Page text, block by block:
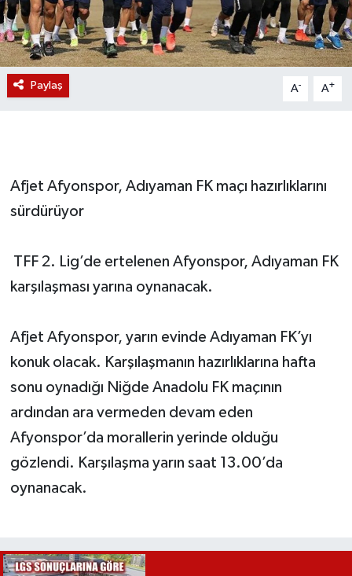
Paylaş A- A+
Afjet Afyonspor, Adıyaman FK maçı hazırlıklarını
sürdürüyor
TFF 2. Lig’de ertelenen Afyonspor, Adıyaman FK
karşılaşması yarına oynanacak.
Afjet Afyonspor, yarın evinde Adıyaman FK’yı
konuk olacak. Karşılaşmanın hazırlıklarına hafta
sonu oynadığı Niğde Anadolu FK maçının
ardından ara vermeden devam eden
Afyonspor’da morallerin yerinde olduğu
gözlendi. Karşılaşma yarın saat 13.00’da
oynanacak.